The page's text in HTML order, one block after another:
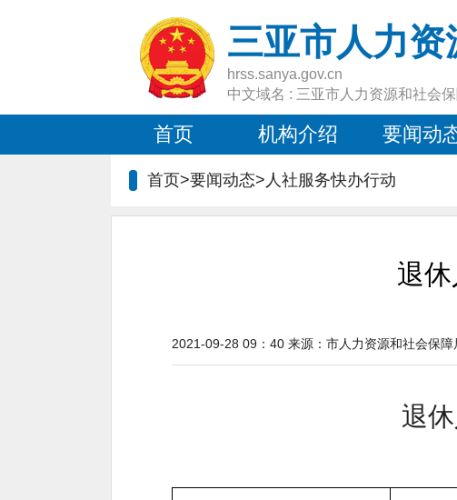
三亚市人力
hrss.sanya.gov.cn
中文域名 : 三亚市人力资源和社会
首页 机构介绍 要闻动
首页>要闻动态>人社服务快办行动
退
2021-09-28 09：40 来源： 市人力资源和社会保障
退